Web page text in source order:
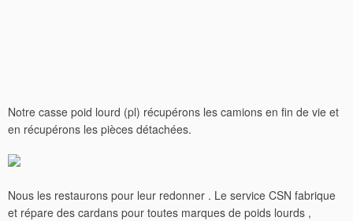
Notre casse poid lourd (pl) récupérons les camions en fin de vie et
en récupérons les pièces détachées.
Nous les restaurons pour leur redonner . Le service CSN fabrique
et répare des cardans pour toutes marques de poids lourds ,